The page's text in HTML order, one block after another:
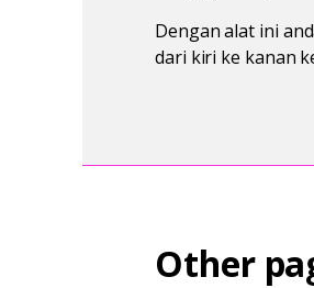
Dengan alat ini
dari kiri ke kanan
Other